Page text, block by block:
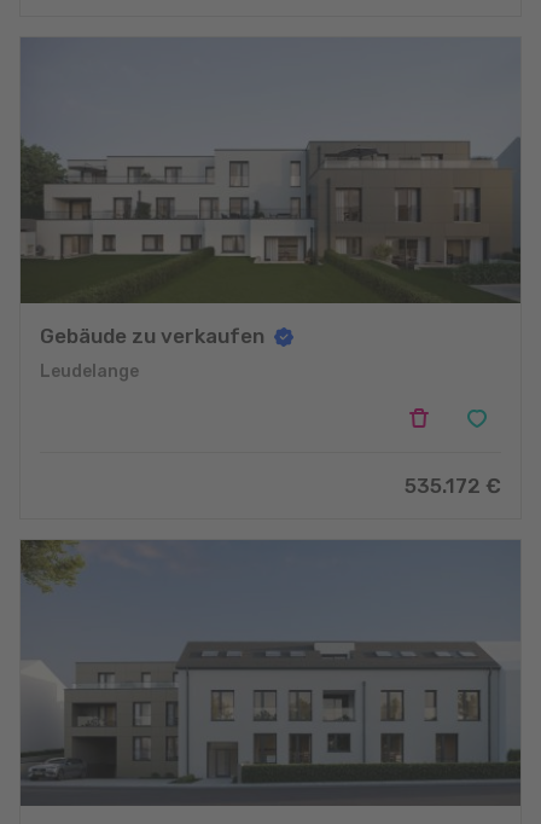
Gebäude zu verkaufen
Leudelange
535.172 €